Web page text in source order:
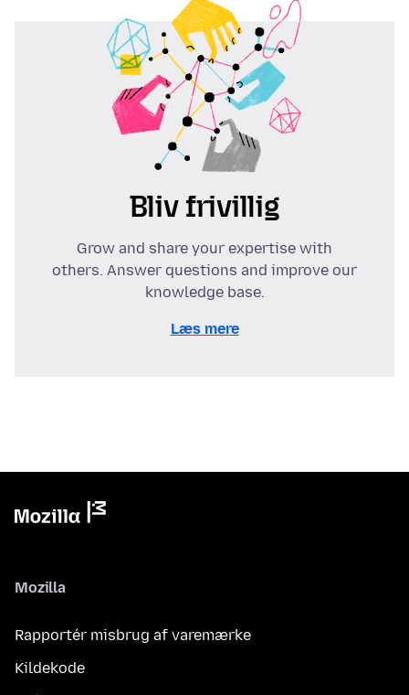
Bliv frivillig
Grow and share your expertise with
others. Answer questions and improve our
knowledge base.
Læs mere
Mozilla
Rapportér misbrug af varemærke
Kildekode